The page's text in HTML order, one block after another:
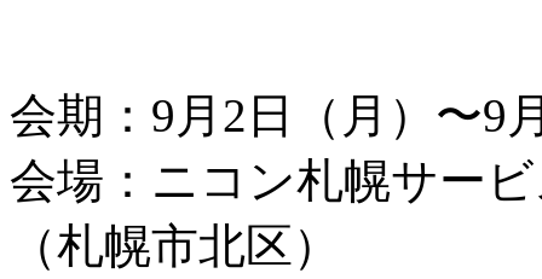
会期：9月2日（月）〜9
会場：ニコン札幌サー
（札幌市北区）